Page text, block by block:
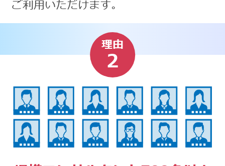
ご利用いただけます。
理由
2